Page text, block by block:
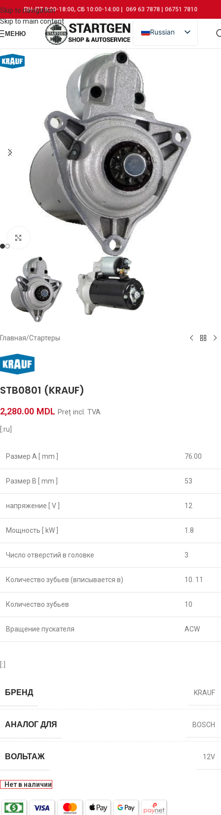
Skip to navigation
Skip to main content
ПН-ПТ 9:00-18:00, СБ 10:00-14:00 | 069 63 7878 | 06751 7810
МЕНЮ
Russian
Romanian
Главная/Стартеры
STB0801 (KRAUF)
2,280.00 MDL Preț incl. TVA
[:ru]
Размер А [ mm ] 76.00
Размер B [ mm ] 53
напряжение [ V ] 12
Мощность [ kW ] 1.8
Число отверстий в головке 3
Количество зубьев (вписывается в) 10. 11
Количество зубьев 10
Вращение пускателя ACW
[:]
БРЕНД KRAUF
АНАЛОГ ДЛЯ BOSCH
ВОЛЬТАЖ 12V
Нет в наличии